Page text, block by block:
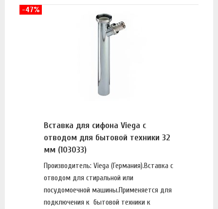
Вставка для сифона Viega с
отводом для бытовой техники 32
мм (103033)
Производитель: Viega (Германия).Вставка с
отводом для стиральной или
посудомоечной машины.Применяется для
подключения к бытовой техники к
-47%